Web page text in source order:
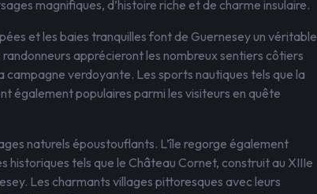
magnifiques, d’histoire riche et de charme insulaire.
et les baies tranquilles font de Guernesey un véritable
apprécieront les nombreux sentiers côtiers
campagne verdoyante. Les sports nautiques tels que la
également populaires parmi les visiteurs en quête
naturels époustouflants. L’île regorge également
historiques tels que le Château Cornet, construit au XIIIe
Les charmants villages pittoresques avec leurs